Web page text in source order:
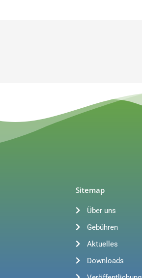
Sitemap
Über uns
Gebühren
Aktuelles
Downloads